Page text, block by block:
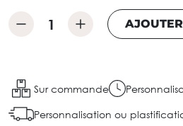
Sur commande
Personnalisation ou